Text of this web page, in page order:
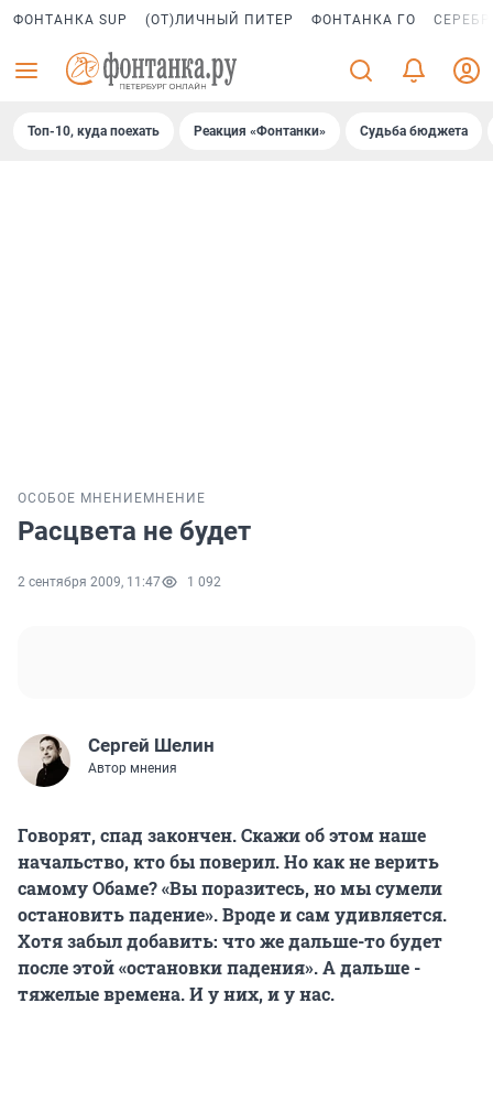
ФОНТАНКА SUP (ОТ)ЛИЧНЫЙ ПИТЕР ФОНТАНКА ГО
Топ-10, куда поехать Реакция «Фонтанки» Судьба бюджета
ОСОБОЕ МНЕНИЕ МНЕНИЕ
Расцвета не будет
2 сентября 2009, 11:47 1 092
Сергей Шелин
Автор мнения
Говорят, спад закончен. Скажи об этом наше
начальство, кто бы поверил. Но как не верить
самому Обаме? «Вы поразитесь, но мы сумели
остановить падение». Вроде и сам удивляется.
Хотя забыл добавить: что же дальше-то будет
после этой «остановки падения». А дальше -
тяжелые времена. И у них, и у нас.